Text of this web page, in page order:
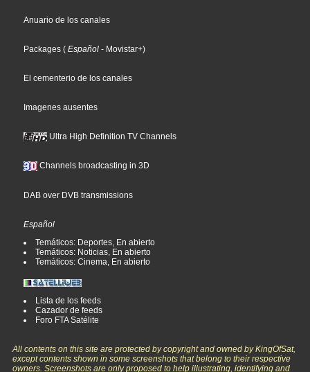
Anuario de los canales
Packages ( Español - Movistar+)
El cementerio de los canales
Imagenes ausentes
Ultra High Definition TV Channels
Channels broadcasting in 3D
DAB over DVB transmissions
Español
Temáticos: Deportes, En abierto
Temáticos: Noticias, En abierto
Temáticos: Cinema, En abierto
Lista de los feeds
Cazador de feeds
Foro FTA Satélite
All contents on this site are protected by copyright and owned by KingOfSat,
except contents shown in some screenshots that belong to their respective
owners. Screenshots are only proposed to help illustrating, identifying and